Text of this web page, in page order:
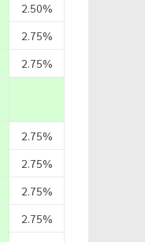
2.50%
2.75%
2.75%
2.75%
2.75%
2.75%
2.75%